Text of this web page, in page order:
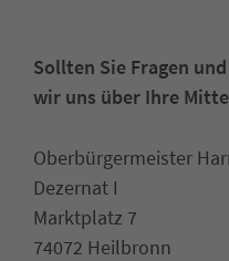
Sollten Sie Fragen
wir uns über Ihre
Oberbürgermeister
Dezernat I
Marktplatz 7
74072 Heilbronn